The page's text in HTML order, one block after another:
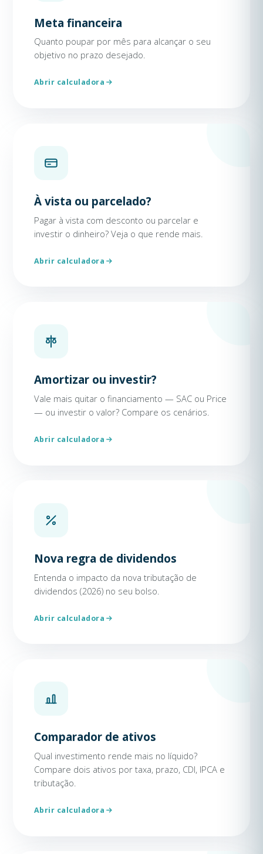
Meta financeira
Quanto poupar por mês para alcançar o seu
objetivo no prazo desejado.
Abrir calculadora
À vista ou parcelado?
Pagar à vista com desconto ou parcelar e
investir o dinheiro? Veja o que rende mais.
Abrir calculadora
Amortizar ou investir?
Vale mais quitar o financiamento — SAC ou Price
— ou investir o valor? Compare os cenários.
Abrir calculadora
Nova regra de dividendos
Entenda o impacto da nova tributação de
dividendos (2026) no seu bolso.
Abrir calculadora
Comparador de ativos
Qual investimento rende mais no líquido?
Compare dois ativos por taxa, prazo, CDI, IPCA e
tributação.
Abrir calculadora